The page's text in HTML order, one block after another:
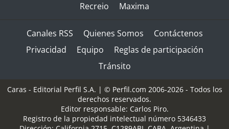
Recreio
Maxima
Canales RSS Quienes Somos
Contáctenos
Privacidad
Equipo
Reglas de participación
Tránsito
Caras - Editorial Perfil S.A. | © Perfil.com 2006-2026 - Todos los
derechos reservados.
Editor responsable: Carlos Piro.
Registro de la propiedad intelectual número 5346433